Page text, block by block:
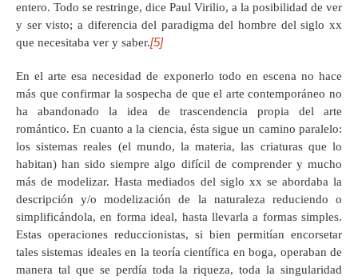
entero. Todo se restringe, dice Paul Virilio, a la posibilidad de ver
y ser visto; a diferencia del paradigma del hombre del siglo xx
que necesitaba ver y saber.[5]
En el arte esa necesidad de exponerlo todo en escena no hace
más que confirmar la sospecha de que el arte contemporáneo no
ha abandonado la idea de trascendencia propia del arte
romántico. En cuanto a la ciencia, ésta sigue un camino paralelo:
los sistemas reales (el mundo, la materia, las criaturas que lo
habitan) han sido siempre algo difícil de comprender y mucho
más de modelizar. Hasta mediados del siglo xx se abordaba la
descripción y/o modelización de la naturaleza reduciendo o
simplificándola, en forma ideal, hasta llevarla a formas simples.
Estas operaciones reduccionistas, si bien permitían encorsetar
tales sistemas ideales en la teoría científica en boga, operaban de
manera tal que se perdía toda la riqueza, toda la singularidad